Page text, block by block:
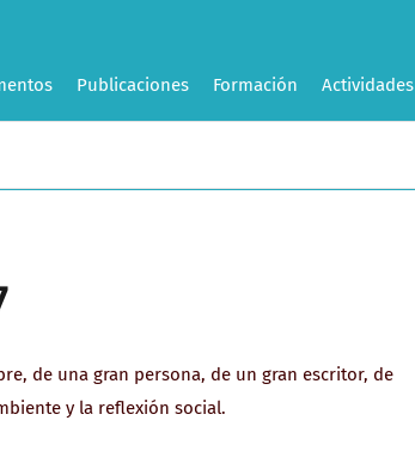
Publicaciones Formación Actividades
de una gran persona, de un gran escritor, de
y la reflexión social.